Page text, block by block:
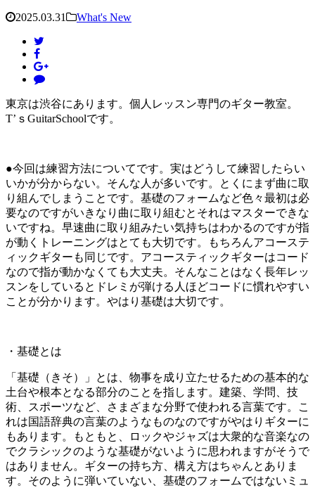
2025.03.31 What's New
東京は渋谷にあります。個人レッスン専門のギター教室。
T’ｓGuitarSchoolです。
●今回は練習方法についてです。実はどうして練習したらい
いかが分からない。そんな人が多いです。とくにまず曲に取
り組んでしまうことです。基礎のフォームなど色々最初は必
要なのですがいきなり曲に取り組むとそれはマスターできな
いですね。早速曲に取り組みたい気持ちはわかるのですが指
が動くトレーニングはとても大切です。もちろんアコーステ
ィックギターも同じです。アコースティックギターはコード
なので指が動かなくても大丈夫。そんなことはなく長年レッ
スンをしているとドレミが弾ける人ほどコードに慣れやすい
ことが分かります。やはり基礎は大切です。
・基礎とは
「基礎（きそ）」とは、物事を成り立たせるための基本的な
土台や根本となる部分のことを指します。建築、学問、技
術、スポーツなど、さまざまな分野で使われる言葉です。こ
れは国語辞典の言葉のようなものなのですがやはりギターに
もあります。もともと、ロックやジャズは大衆的な音楽なの
でクラシックのような基礎がないように思われますがそうで
はありません。ギターの持ち方、構え方はちゃんとありま
す。そのように弾いていない、基礎のフォームではないミュ